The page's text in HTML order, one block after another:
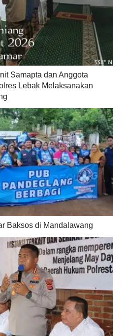
Samapta dan Anggota
Lebak Melaksanakan
Baksos di Mandalawang